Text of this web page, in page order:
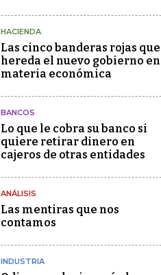
HACIENDA
Las cinco banderas rojas que
hereda el nuevo gobierno en
materia económica
BANCOS
Lo que le cobra su banco si
quiere retirar dinero en
cajeros de otras entidades
ANÁLISIS
Las mentiras que nos
contamos
INDUSTRIA